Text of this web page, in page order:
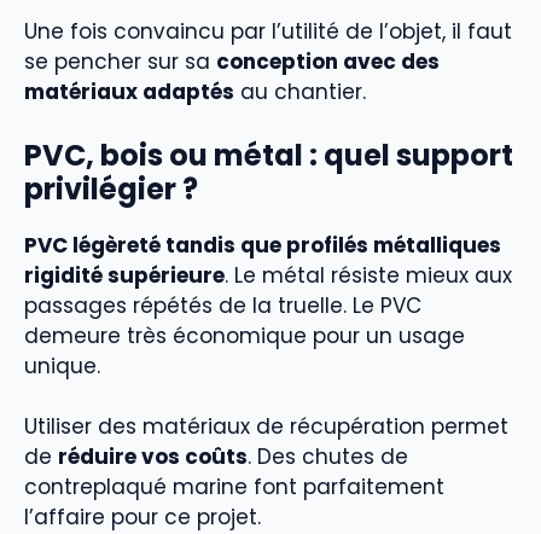
Une fois convaincu par l’utilité de l’objet, il faut
se pencher sur sa conception avec des
matériaux adaptés au chantier.
PVC, bois ou métal : quel support
privilégier ?
PVC légèreté tandis que profilés métalliques
rigidité supérieure. Le métal résiste mieux aux
passages répétés de la truelle. Le PVC
demeure très économique pour un usage
unique.
Utiliser des matériaux de récupération permet
de réduire vos coûts. Des chutes de
contreplaqué marine font parfaitement
l’affaire pour ce projet.